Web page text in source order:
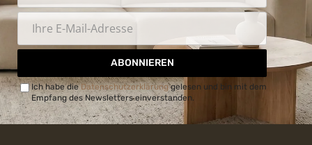
ABONNIEREN
Ich habe dieDatenschutzerklärunggelesen und bin mit dem
Empfang des Newsletters einverstanden.